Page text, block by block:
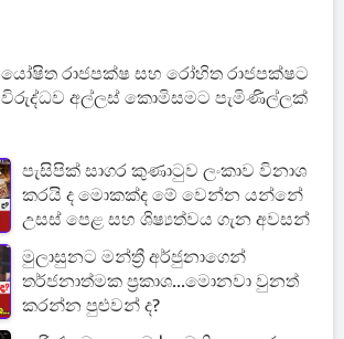
යෝෂිත රාජපක්ෂ සහ රෝහිත රාජපක්ෂට
විරුද්ධව අල්ලස් කොමිසමට පැමිණිල්ලක්
පැසිපික් සාගර කුණාටුව ලංකාව විනාශ
කරයි ද මොකක්ද මේ වෙන්න යන්නේ
උසස් පෙළ සහ ශිෂ්‍යත්වය ගැන අවසන්
මුලාසුනට මන්ත්‍රී අර්ජුනාගෙන්
තර්ජනාත්මක ප්‍රකාශ...මොනවා වුනත්
කරන්න පුළුවන් ද?